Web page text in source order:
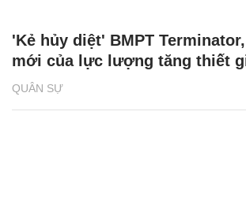
QUÂN SỰ
'Kẻ hủy diệt' BMPT
mới của lực lượng tăng thiết